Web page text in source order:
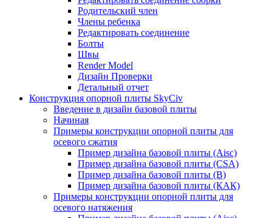
Родительский член
Члены ребенка
Редактировать соединение
Болты
Швы
Render Model
Дизайн Проверки
Детальный отчет
Конструкция опорной плиты SkyCiv
Введение в дизайн базовой плиты
Начиная
Примеры конструкции опорной плиты для
осевого сжатия
Пример дизайна базовой плиты (Aisc)
Пример дизайна базовой плиты (CSA)
Пример дизайна базовой плиты (В)
Пример дизайна базовой плиты (КАК)
Примеры конструкции опорной плиты для
осевого натяжения